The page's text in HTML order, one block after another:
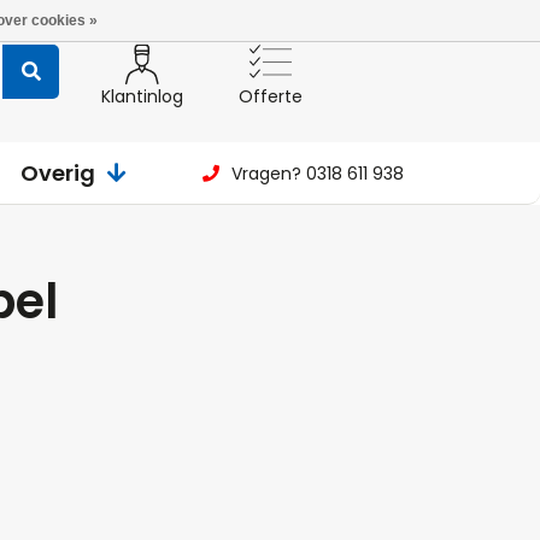
Klantinlog Offerte
Overig Vragen? 0318 611 938
cookies »